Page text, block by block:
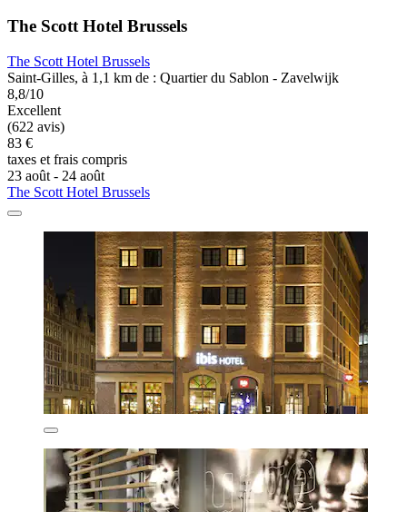
The Scott Hotel Brussels
The Scott Hotel Brussels
Saint-Gilles, à 1,1 km de : Quartier du Sablon - Zavelwijk
8,8/10
Excellent
(622 avis)
83 €
taxes et frais compris
23 août - 24 août
The Scott Hotel Brussels